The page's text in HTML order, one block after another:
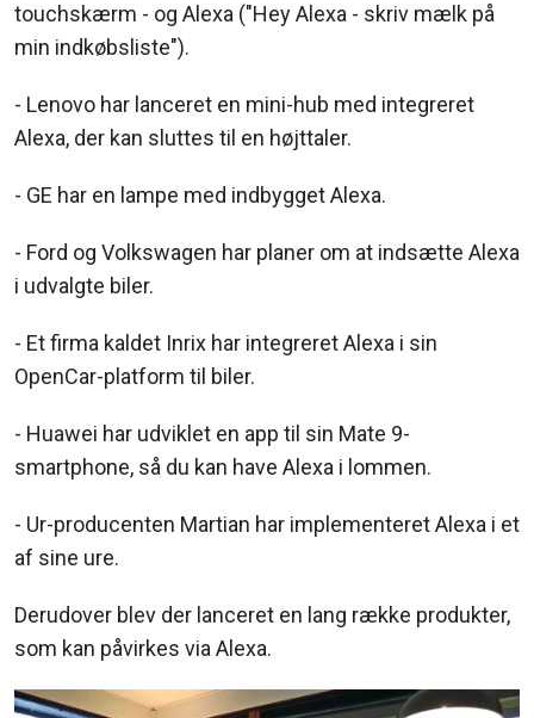
touchskærm - og Alexa ("Hey Alexa - skriv mælk på
min indkøbsliste").
- Lenovo har lanceret en mini-hub med integreret
Alexa, der kan sluttes til en højttaler.
- GE har en lampe med indbygget Alexa.
- Ford og Volkswagen har planer om at indsætte Alexa
i udvalgte biler.
- Et firma kaldet Inrix har integreret Alexa i sin
OpenCar-platform til biler.
- Huawei har udviklet en app til sin Mate 9-
smartphone, så du kan have Alexa i lommen.
- Ur-producenten Martian har implementeret Alexa i et
af sine ure.
Derudover blev der lanceret en lang række produkter,
som kan påvirkes via Alexa.